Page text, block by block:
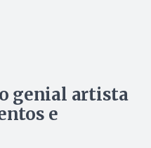
genial artista
e